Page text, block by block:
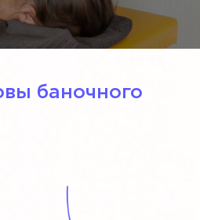
баночного